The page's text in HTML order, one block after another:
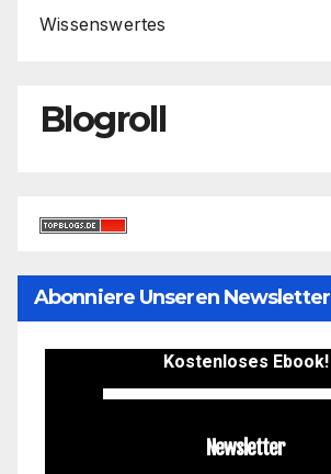
Wissenswertes
Blogroll
Abonniere Unseren Newsletter
Kostenloses Ebook!
Newsletter